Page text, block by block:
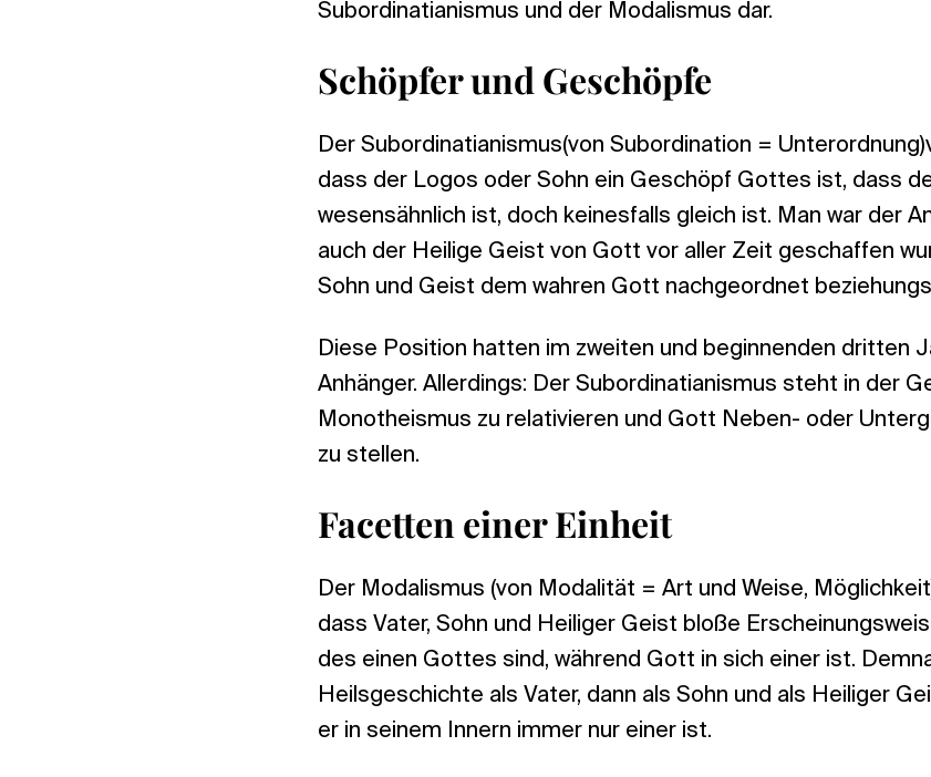
Subordinatianismus und der Modalismus dar.
Schöpfer und Geschöpfe
Der Subordinatianismus(von Subordination =
dass der Logos oder Sohn ein Geschöpf Gottes ist, dass
wesensähnlich ist, doch keinesfalls gleich ist. Man war der
auch der Heilige Geist von Gott vor aller Zeit geschaffen
Sohn und Geist dem wahren Gott nachgeordnet
Diese Position hatten im zweiten und beginnenden dritten
Anhänger. Allerdings: Der Subordinatianismus steht in der
Monotheismus zu relativieren und Gott Neben- oder
zu stellen.
Facetten einer Einheit
Der Modalismus (von Modalität = Art und Weise,
dass Vater, Sohn und Heiliger Geist bloße
des einen Gottes sind, während Gott in sich einer ist.
Heilsgeschichte als Vater, dann als Sohn und als Heiliger
er in seinem Innern immer nur einer ist.